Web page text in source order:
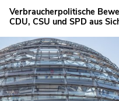
Verbraucherpolitische
CDU, CSU und SPD aus